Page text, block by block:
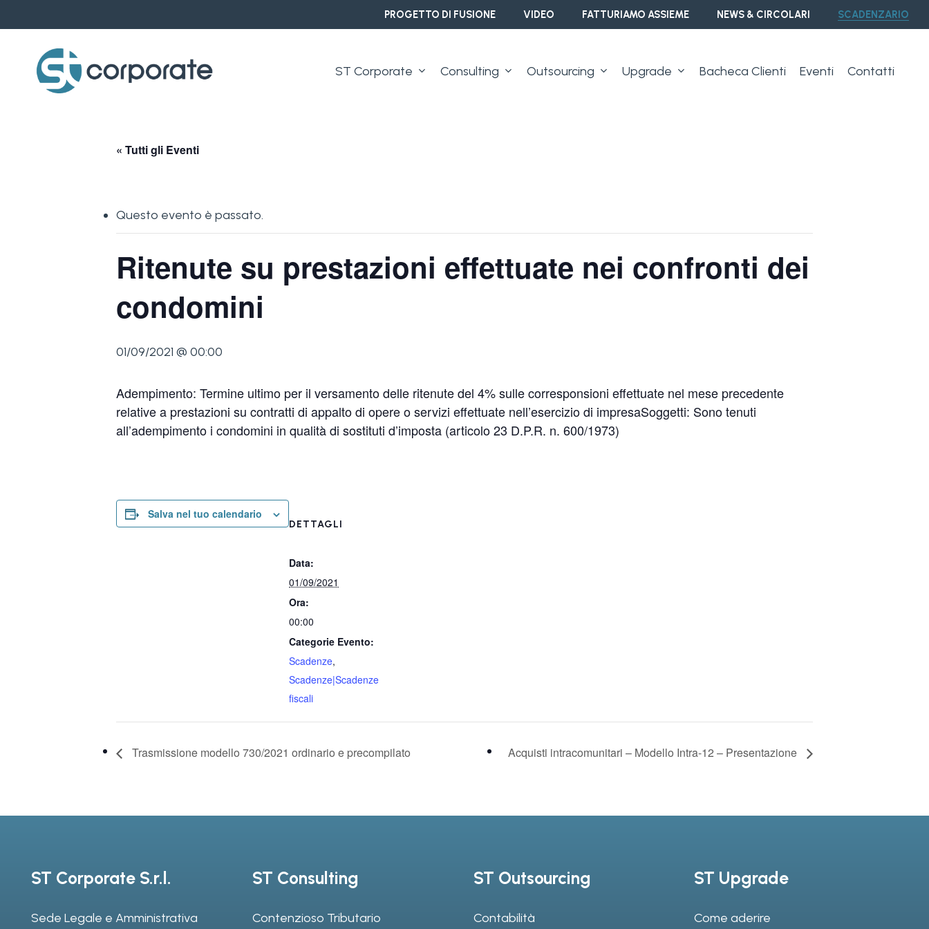
to
content
PROGETTO DI FUSIONE VIDEO FATTURIAMO ASSIEME NEWS & CIRCOLARI SCADENZARIO
ST Corporate Consulting Outsourcing Upgrade Bacheca Clienti Eventi Contatti
« Tutti gli Eventi
Questo evento è passato.
Ritenute su prestazioni effettuate nei confronti dei
condomini
01/09/2021 @ 00:00
Adempimento: Termine ultimo per il versamento delle ritenute del 4% sulle corresponsioni effettuate nel mese precedente
relative a prestazioni su contratti di appalto di opere o servizi effettuate nell’esercizio di impresaSoggetti: Sono tenuti
all’adempimento i condomini in qualità di sostituti d’imposta (articolo 23 D.P.R. n. 600/1973)
Salva nel tuo calendario
DETTAGLI
Data:
01/09/2021
Ora:
00:00
Categorie Evento:
Scadenze,
Scadenze|Scadenze
fiscali
Trasmissione modello 730/2021 ordinario e precompilato Acquisti intracomunitari – Modello Intra-12 – Presentazione
ST Corporate S.r.l.
Sede Legale e Amministrativa
ST Consulting
Contenzioso Tributario
ST Outsourcing
Contabilità
ST Upgrade
Come aderire